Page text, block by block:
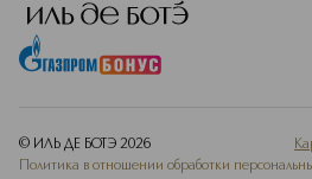
© ИЛЬ ДЕ БОТЭ 2026
Политика в отношении обработки